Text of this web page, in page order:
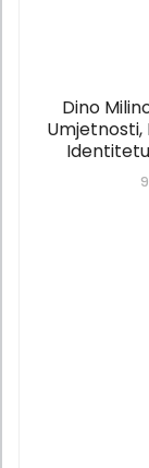
Dino
Umjetnosti,